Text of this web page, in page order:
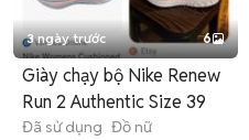
3 ngày trước 6
Giày chạy bộ Nike Renew
Run 2 Authentic Size 39
Đã sử dụng Đồ nữ